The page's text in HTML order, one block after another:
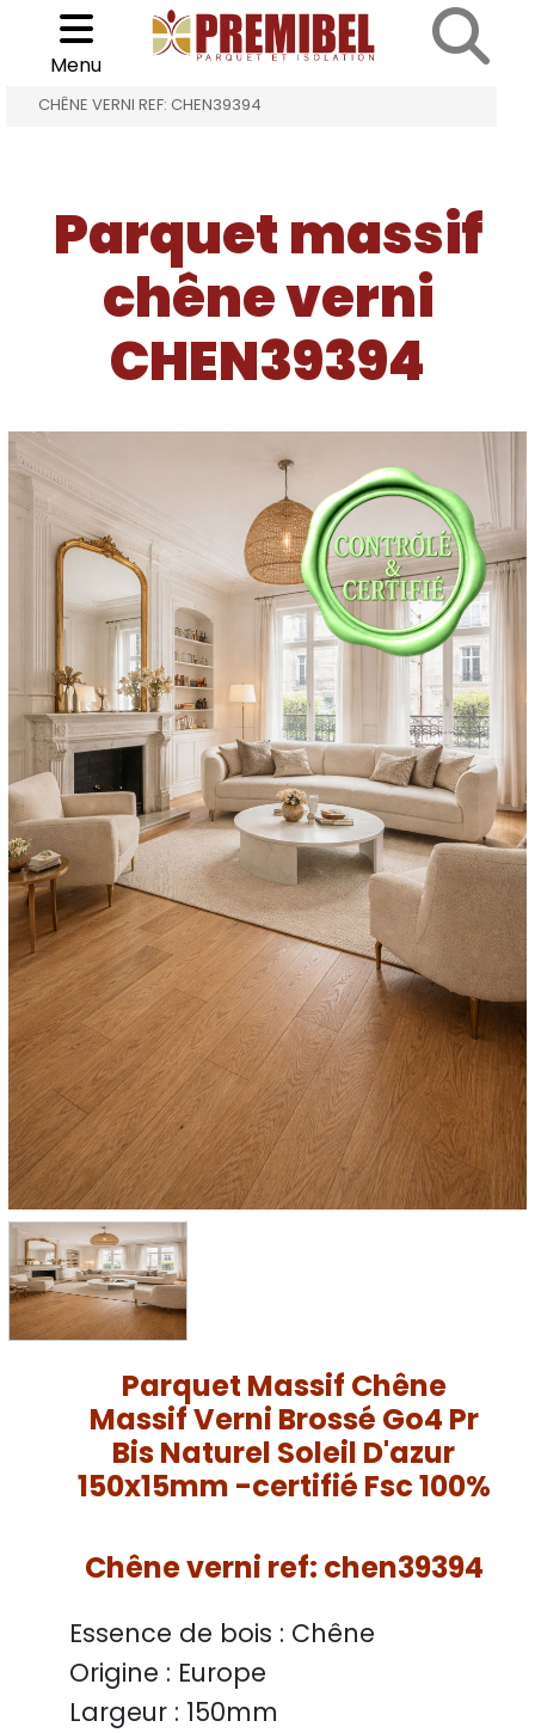
Choisir son parquet
Menu
ACCUEIL > PARQUET MASSIF CHÊNE VERNI >
CHÊNE VERNI REF: CHEN39394
Parquet massif
chêne verni
CHEN39394
Parquet Massif Chêne
Massif Verni Brossé Go4 Pr
Bis Naturel Soleil D'azur
150x15mm -certifié Fsc 100%
Chêne verni ref: chen39394
Essence de bois : Chêne
Origine : Europe
Largeur : 150mm
Cookies management panel